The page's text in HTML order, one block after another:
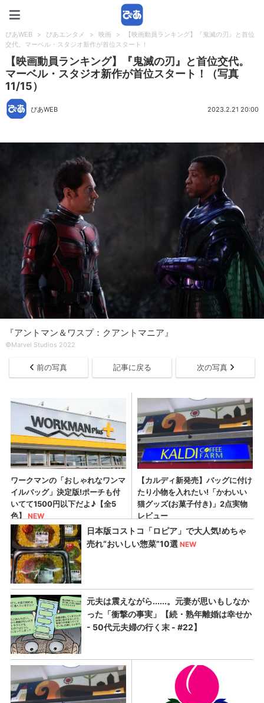
ぴあWEB > ぴあエンタメ > 映画 >
【映画動員ランキング】『鬼滅の刃』と首位
交代。マーベル・スタジオ新作が首位スタート！
【映画動員ランキング】『鬼滅の刃』と首位交代。
マーベル・スタジオ新作が首位スタート！（写真
11/15）
ぴあWEB 2023.2.21 20:00
『アントマン＆ワスプ：クアントマニア』
©Marvel Studios 2022
前の写真 記事に戻る 次の写真